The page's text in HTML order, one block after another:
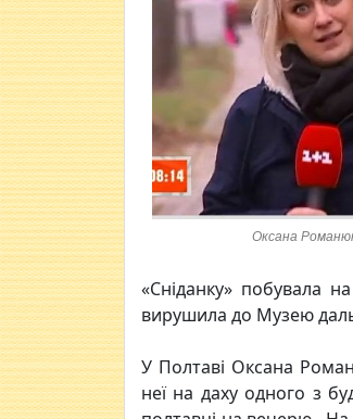
Оксана
«Сніданку» побувала
вирушила до Музею
У Полтаві Оксана
неї на даху одного з